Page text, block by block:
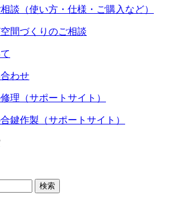
談（使い方・仕様・ご購入など）
間づくりのご相談
わせ
理（サポートサイト）
鍵作製（サポートサイト）
検索